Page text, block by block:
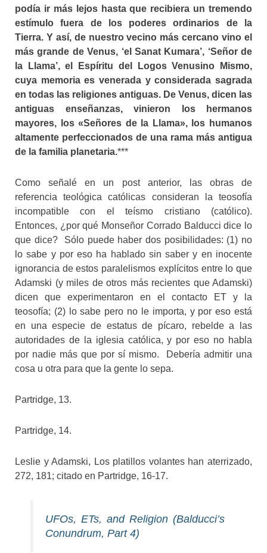
podía ir más lejos hasta que recibiera un tremendo
estímulo fuera de los poderes ordinarios de la
Tierra. Y así, de nuestro vecino más cercano vino el
más grande de Venus, ‘el Sanat Kumara’, ‘Señor de
la Llama’, el Espíritu del Logos Venusino Mismo,
cuya memoria es venerada y considerada sagrada
en todas las religiones antiguas. De Venus, dicen las
antiguas enseñanzas, vinieron los hermanos
mayores, los «Señores de la Llama», los humanos
altamente perfeccionados de una rama más antigua
de la familia planetaria.***
Como señalé en un post anterior, las obras de
referencia teológica católicas consideran la teosofía
incompatible con el teísmo cristiano (católico).
Entonces, ¿por qué Monseñor Corrado Balducci dice lo
que dice? Sólo puede haber dos posibilidades: (1) no
lo sabe y por eso ha hablado sin saber y en inocente
ignorancia de estos paralelismos explícitos entre lo que
Adamski (y miles de otros más recientes que Adamski)
dicen que experimentaron en el contacto ET y la
teosofía; (2) lo sabe pero no le importa, y por eso está
en una especie de estatus de pícaro, rebelde a las
autoridades de la iglesia católica, y por eso no habla
por nadie más que por sí mismo. Debería admitir una
cosa u otra para que la gente lo sepa.
Partridge, 13.
Partridge, 14.
Leslie y Adamski, Los platillos volantes han aterrizado,
272, 181; citado en Partridge, 16-17.
UFOs, ETs, and Religion (Balducci’s
Conundrum, Part 4)